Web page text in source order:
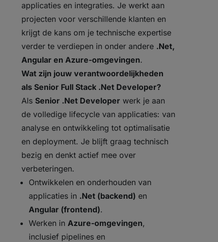
applicaties en integraties. Je werkt aan
projecten voor verschillende klanten en
krijgt de kans om je technische expertise
verder te verdiepen in onder andere .Net,
Angular en Azure-omgevingen.
Wat zijn jouw verantwoordelijkheden
als Senior Full Stack .Net Developer?
Als Senior .Net Developer werk je aan
de volledige lifecycle van applicaties: van
analyse en ontwikkeling tot optimalisatie
en deployment. Je blijft graag technisch
bezig en denkt actief mee over
verbeteringen.
Ontwikkelen en onderhouden van
applicaties in .Net (backend) en
Angular (frontend).
Werken inAzure-omgevingen,
inclusief pipelines en